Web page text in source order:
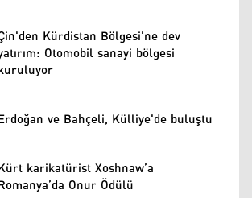
Kürdistan Bölgesi'ne dev
Otomobil sanayi bölgesi
ve Bahçeli, Külliye'de buluştu
karikatürist Xoshnaw’a
Onur Ödülü